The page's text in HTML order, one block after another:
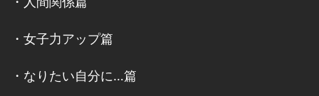
・ 女子力アップ篇
・ なりたい自分に…篇